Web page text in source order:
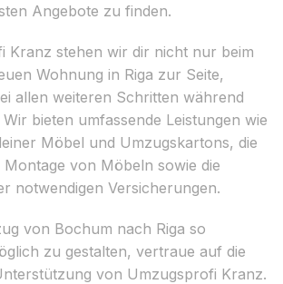
Angebote zu finden.
Kranz stehen wir dir nicht nur beim
Wohnung in Riga zur Seite,
allen weiteren Schritten während
bieten umfassende Leistungen wie
Möbel und Umzugskartons, die
Montage von Möbeln sowie die
notwendigen Versicherungen.
von Bochum nach Riga so
zu gestalten, vertraue auf die
von Umzugsprofi Kranz.